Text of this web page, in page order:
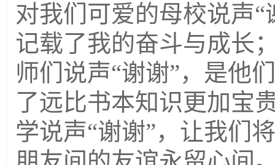
对我们可爱的母校说声
记载了我的奋斗与成长
师们说声“谢谢”，是他
了远比书本知识更加宝
学说声“谢谢”，让我们